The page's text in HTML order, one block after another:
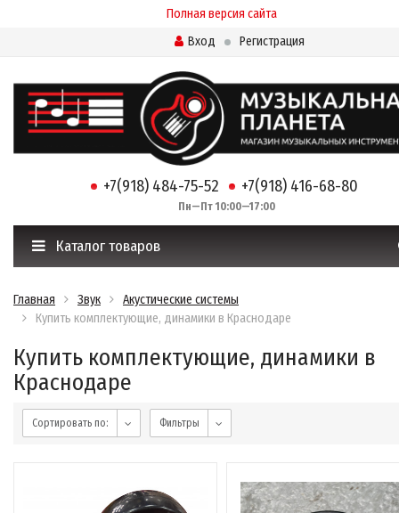
Полная версия сайта
Вход
Регистрация
+7(918) 484-75-52 +7(918) 416-68-80
Пн—Пт 10:00—17:00
Каталог товаров
Главная Звук
Акустические системы
Купить комплектующие, динамики в Краснодаре
Купить комплектующие, динамики в
Краснодаре
Сортировать по: Фильтры